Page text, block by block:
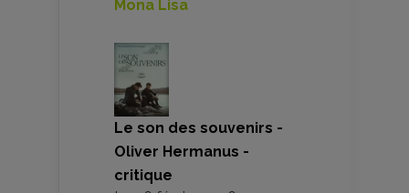
Mona Lisa
Le son des souvenirs -
Oliver Hermanus -
critique